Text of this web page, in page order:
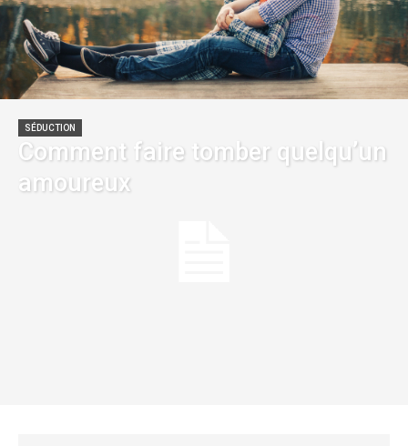
SÉDUCTION
Comment faire tomber quelqu’un
amoureux